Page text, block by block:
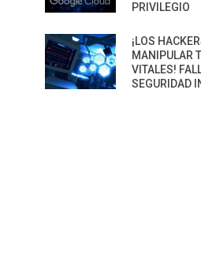
PRIVILEGIO
¡LOS
MANIPULAR
VITALES!
SEGURIDAD